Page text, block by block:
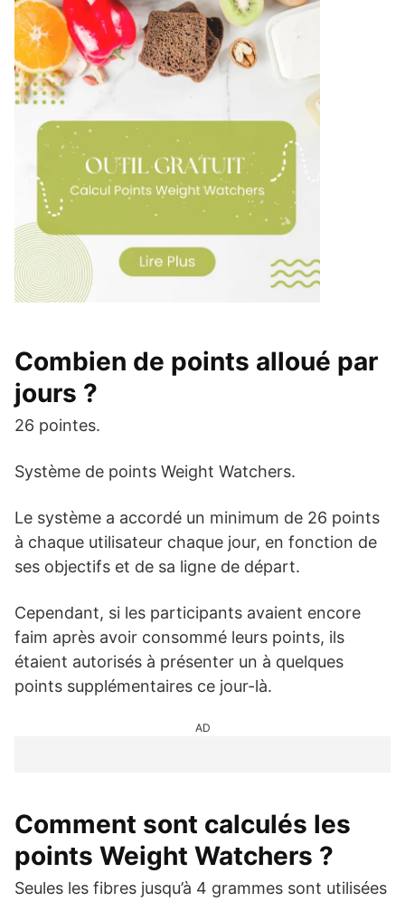
Combien de points alloué par
jours ?
26 pointes.
Système de points Weight Watchers.
Le système a accordé un minimum de 26 points
à chaque utilisateur chaque jour, en fonction de
ses objectifs et de sa ligne de départ.
Cependant, si les participants avaient encore
faim après avoir consommé leurs points, ils
étaient autorisés à présenter un à quelques
points supplémentaires ce jour-là.
AD
Comment sont calculés les
points Weight Watchers ?
Seules les fibres jusqu’à 4 grammes sont utilisées